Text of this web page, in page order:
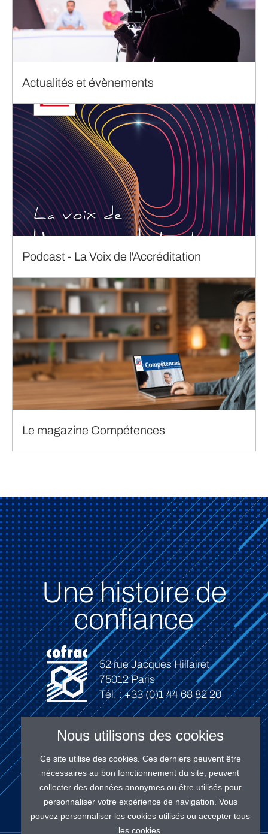
Actualités et évènements
Podcast - La Voix de l'Accréditation
Le magazine Compétences
Une histoire de
confiance
52 rue Jacques Hillairet
75012 Paris
Tél. : +33 (0)1 44 68 82 20
Connexion
Nous utilisons des cookies
Ce site utilise des cookies. Ces derniers peuvent être
nécessaires au bon fonctionnement du site, peuvent
collecter des données anonymes ou être utilisés pour
personnaliser votre expérience de navigation. Vous
pouvez personnaliser les cookies utilisés ou accepter tous
les cookies.